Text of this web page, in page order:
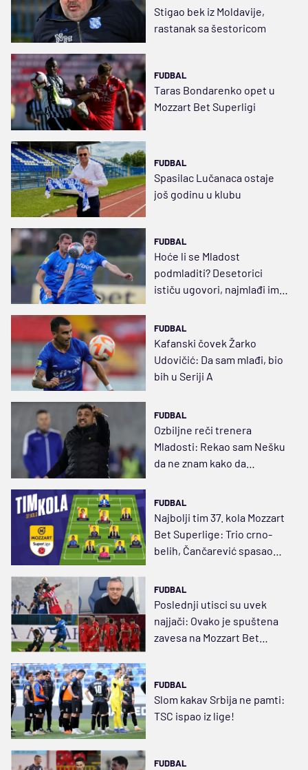
Stigao bek iz Moldavije,
rastanak sa šestoricom
FUDBAL
Taras Bondarenko opet u
Mozzart Bet Superligi
FUDBAL
Spasilac Lučanaca ostaje
još godinu u klubu
FUDBAL
Hoće li se Mladost
podmladiti? Desetorici
ističu ugovori, najmlađi ima
FUDBAL
Kafanski čovek Žarko
Udovičić: Da sam mlađi, bio
bih u Seriji A
FUDBAL
Ozbiljne reči trenera
Mladosti: Rekao sam Nešku
da ne znam kako da
FUDBAL
Najbolji tim 37. kola Mozzart
Bet Superlige: Trio crno-
belih, Čančarević spasao
FUDBAL
Poslednji utisci su uvek
najjači: Ovako je spuštena
zavesa na Mozzart Bet
FUDBAL
Slom kakav Srbija ne pamti:
TSC ispao iz lige!
FUDBAL